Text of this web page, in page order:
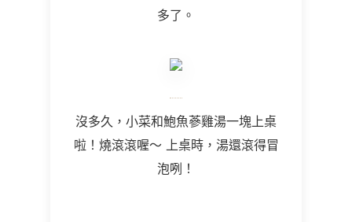
多了。
沒多久，小菜和鮑魚蔘雞湯一塊上桌
啦！燒滾滾喔～ 上桌時，湯還滾得冒
泡咧！